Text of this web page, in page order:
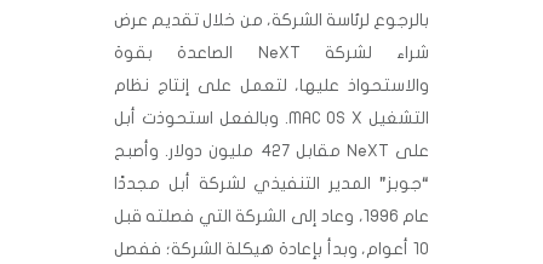
بالرجوع لرئاسة الشركة، من خلال تقديم عرض
شراء لشركة NeXT الصاعدة بقوة
والاستحواذ عليها، لتعمل على إنتاج نظام
التشغيل MAC OS X. وبالفعل استحوذت أبل
على NeXT مقابل 427 مليون دولار. وأصبح
“جوبز” المدير التنفيذي لشركة أبل مجددًا
عام 1996، وعاد إلى الشركة التي فصلته قبل
10 أعوام، وبدأ بإعادة هيكلة الشركة؛ ففصل